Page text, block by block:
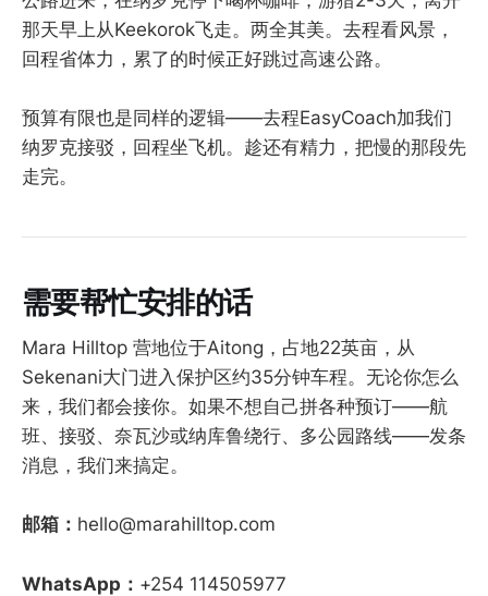
那天早上从Keekorok飞走。两全其美。去程看风景，
回程省体力，累了的时候正好跳过高速公路。
预算有限也是同样的逻辑——去程EasyCoach加我们
纳罗克接驳，回程坐飞机。趁还有精力，把慢的那段先
走完。
需要帮忙安排的话
Mara Hilltop 营地位于Aitong，占地22英亩，从
Sekenani大门进入保护区约35分钟车程。无论你怎么
来，我们都会接你。如果不想自己拼各种预订——航
班、接驳、奈瓦沙或纳库鲁绕行、多公园路线——发条
消息，我们来搞定。
邮箱： hello@marahilltop.com
WhatsApp： +254 114505977